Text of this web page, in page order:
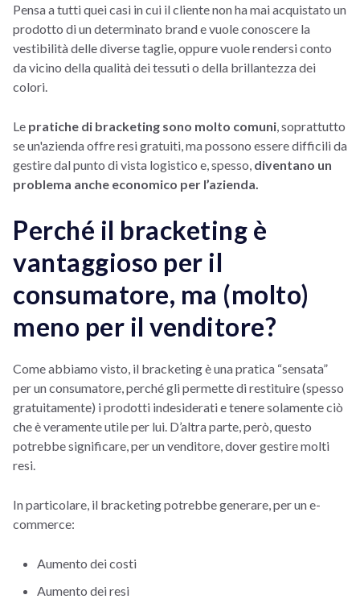
Pensa a tutti quei casi in cui il cliente non ha mai acquistato un
prodotto di un determinato brand e vuole conoscere la
vestibilità delle diverse taglie, oppure vuole rendersi conto
da vicino della qualità dei tessuti o della brillantezza dei
colori.
Le pratiche di bracketing sono molto comuni, soprattutto
se un'azienda offre resi gratuiti, ma possono essere difficili da
gestire dal punto di vista logistico e, spesso, diventano un
problema anche economico per l’azienda.
Perché il bracketing è
vantaggioso per il
consumatore, ma (molto)
meno per il venditore?
Come abbiamo visto, il bracketing è una pratica “sensata”
per un consumatore, perché gli permette di restituire (spesso
gratuitamente) i prodotti indesiderati e tenere solamente ciò
che è veramente utile per lui. D’altra parte, però, questo
potrebbe significare, per un venditore, dover gestire molti
resi.
In particolare, il bracketing potrebbe generare, per un e-
commerce:
Aumento dei costi
Aumento dei resi